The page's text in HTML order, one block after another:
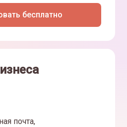
бесплатно
почта,